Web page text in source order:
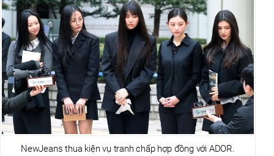
NewJeans thua kiện vụ tranh chấp hợp đồng với ADOR.